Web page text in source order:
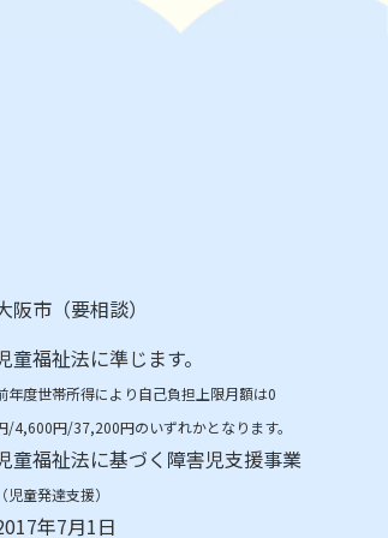
阪市（要相談）
童福祉法に準じます。
年度世帯所得により自己負担上限月額は0
/4,600円/37,200円のいずれかとなります。
童福祉法に基づく障害児支援事業
（児童発達支援）
年7月1日